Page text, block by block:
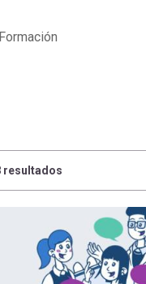
resultados